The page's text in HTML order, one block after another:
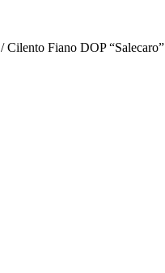
/ Cilento Fiano DOP “Salecaro”